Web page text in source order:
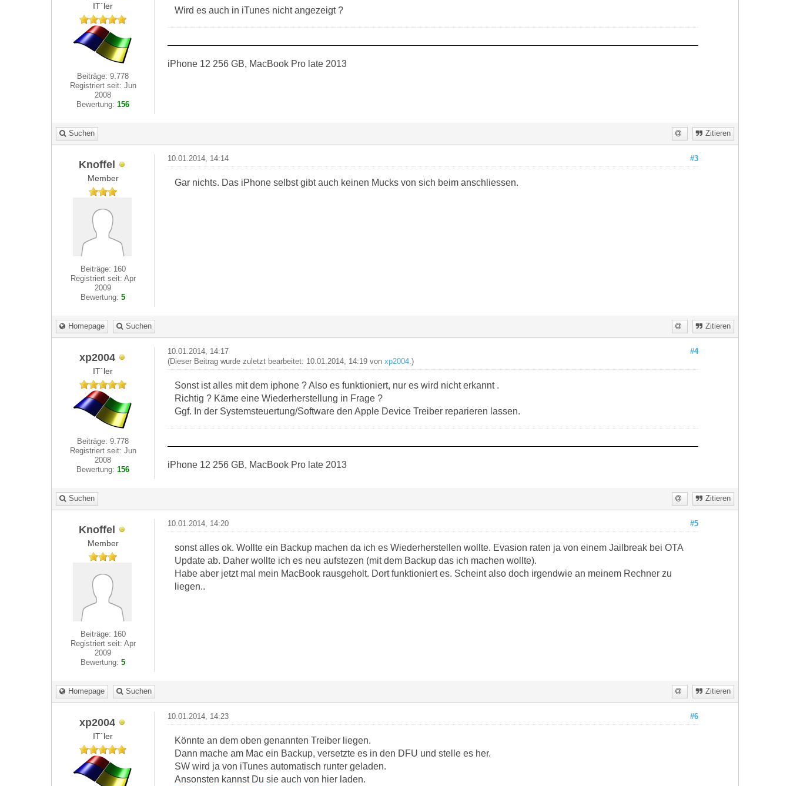
IT`ler
Beiträge: 9.778
Registriert seit: Jun
2008
Bewertung:156
Wird es auch in iTunes nicht angezeigt ?
iPhone 12 256 GB, MacBook Pro late 2013
Suchen Zitieren
Knoffel
Member
Beiträge: 160
Registriert seit: Apr
2009
Bewertung:5
#3
10.01.2014, 14:14
Gar nichts. Das iPhone selbst gibt auch keinen Mucks von sich beim anschliessen.
Homepage Suchen Zitieren
xp2004
IT`ler
Beiträge: 9.778
Registriert seit: Jun
2008
Bewertung:156
#4
10.01.2014, 14:17
(Dieser Beitrag wurde zuletzt bearbeitet: 10.01.2014, 14:19 von xp2004.)
Sonst ist alles mit dem iphone ? Also es funktioniert, nur es wird nicht erkannt .
Richtig ? Käme eine Wiederherstellung in Frage ?
Ggf. In der Systemsteuertung/Software den Apple Device Treiber reparieren lassen.
iPhone 12 256 GB, MacBook Pro late 2013
Suchen Zitieren
Knoffel
Member
Beiträge: 160
Registriert seit: Apr
2009
Bewertung:5
#5
10.01.2014, 14:20
sonst alles ok. Wollte ein Backup machen da ich es Wiederherstellen wollte. Evasion raten ja von einem Jailbreak bei OTA
Update ab. Daher wollte ich es neu aufstezen (mit dem Backup das ich machen wollte).
Habe aber jetzt mal mein MacBook rausgeholt. Dort funktioniert es. Scheint also doch irgendwie an meinem Rechner zu
liegen..
Homepage Suchen Zitieren
xp2004
IT`ler
#6
10.01.2014, 14:23
Könnte an dem oben genannten Treiber liegen.
Dann mache am Mac ein Backup, versetzte es in den DFU und stelle es her.
SW wird ja von iTunes automatisch runter geladen.
Ansonsten kannst Du sie auch von hier laden.